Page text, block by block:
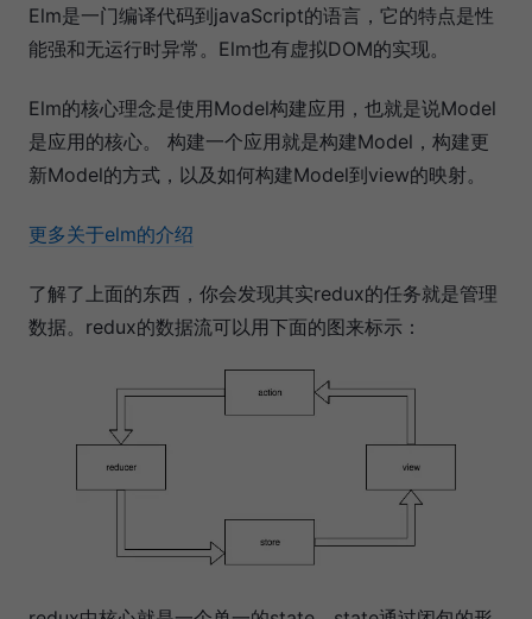
Elm是一门编译代码到javaScript的语言，它的特点是性
能强和无运行时异常。Elm也有虚拟DOM的实现。
Elm的核心理念是使用Model构建应用，也就是说Model
是应用的核心。 构建一个应用就是构建Model，构建更
新Model的方式，以及如何构建Model到view的映射。
更多关于elm的介绍
了解了上面的东西，你会发现其实redux的任务就是管理
数据。redux的数据流可以用下面的图来标示：